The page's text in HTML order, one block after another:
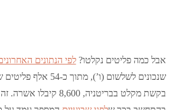
אבל כמה פליטים נקלטו?לפי הנתונים
שנכונים לשלשום (ו’),
בקשת מקלט בבריטניה, 8,600